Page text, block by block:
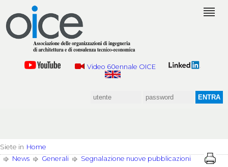
Video 60ennale OICE
Siete in Home
News
Generali Segnalazione nuove pubblicazioni